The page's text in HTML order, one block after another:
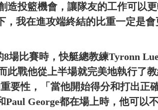
造投籃機會，讓隊友的工作可以
，我在進攻端終結的比重一定是
場比賽時，快艇總教練Tyronn
此戰他從上半場就完美地執行了
要性，「當他開始得分和打出正
George都在場上時，他可以